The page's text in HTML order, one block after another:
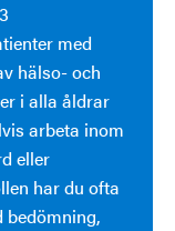
med
hälso- och
i alla åldrar
arbeta inom
eller
har du ofta
bedömning,